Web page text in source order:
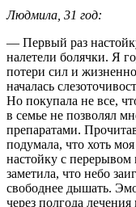
Людмила, 31 год:
— Первый раз
налетели болячки. Я
потери сил и
началась
Но покупала не все,
в семье не позволял
препаратами.
подумала, что хоть
настойку с перерывом
заметила, что небо
свободнее дышать.
через полгода